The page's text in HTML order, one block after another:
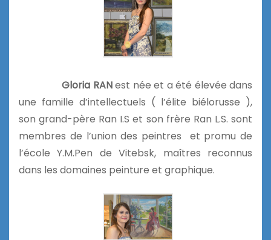
Gloria RANest née et a été élevée dans
une famille d’intellectuels ( l’élite biélorusse ),
son grand-père Ran I.S et son frère Ran L.S. sont
membres de l’union des peintres et promu de
l’école Y.M.Pen de Vitebsk, maîtres reconnus
dans les domaines peinture et graphique.